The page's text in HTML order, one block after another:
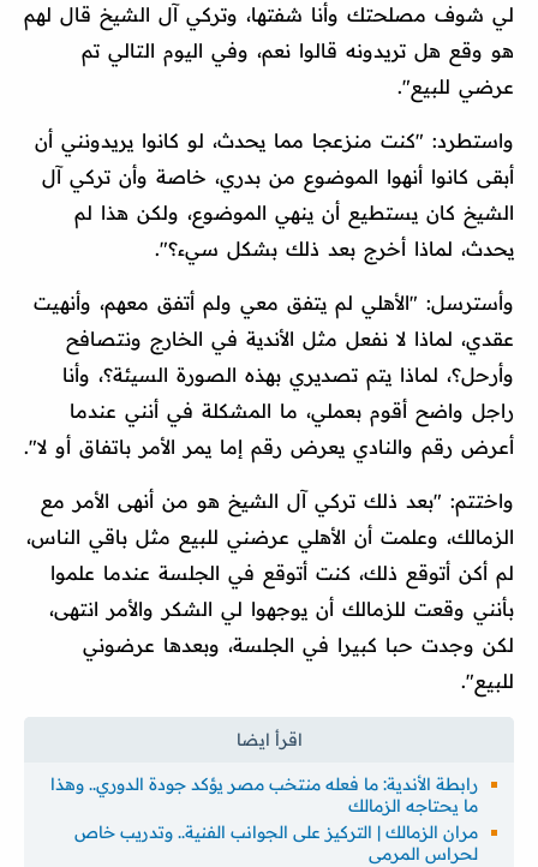
لي شوف مصلحتك وأنا شفتها، وتركي آل الشيخ قال لهم
هو وقع هل تريدونه قالوا نعم، وفي اليوم التالي تم
عرضي للبيع".
واستطرد: "كنت منزعجا مما يحدث، لو كانوا يريدونني أن
أبقى كانوا أنهوا الموضوع من بدري، خاصة وأن تركي آل
الشيخ كان يستطيع أن ينهي الموضوع، ولكن هذا لم
يحدث، لماذا أخرج بعد ذلك بشكل سيء؟".
وأسترسل: "الأهلي لم يتفق معي ولم أتفق معهم، وأنهيت
عقدي، لماذا لا نفعل مثل الأندية في الخارج ونتصافح
وأرحل؟، لماذا يتم تصديري بهذه الصورة السيئة؟، وأنا
راجل واضح أقوم بعملي، ما المشكلة في أنني عندما
أعرض رقم والنادي يعرض رقم إما يمر الأمر باتفاق أو لا".
واختتم: "بعد ذلك تركي آل الشيخ هو من أنهى الأمر مع
الزمالك، وعلمت أن الأهلي عرضني للبيع مثل باقي الناس،
لم أكن أتوقع ذلك، كنت أتوقع في الجلسة عندما علموا
بأنني وقعت للزمالك أن يوجهوا لي الشكر والأمر انتهى،
لكن وجدت حبا كبيرا في الجلسة، وبعدها عرضوني
للبيع".
رابطة الأندية: ما فعله منتخب مصر يؤكد جودة الدوري.. وهذا
ما يحتاجه الزمالك
مران الزمالك | التركيز على الجوانب الفنية.. وتدريب خاص
لحراس المرمى